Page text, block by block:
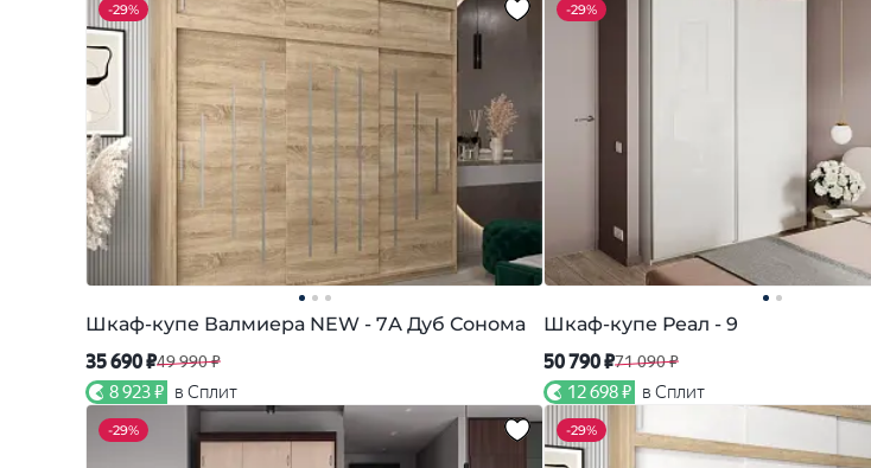
-29%
Шкаф-купе Валмиера NEW - 7А Дуб Сонома
35 690 ₽49 990 ₽
8 923 ₽ в Сплит
-29%
Шкаф-купе Реал - 9
50 790 ₽71 090 ₽
12 698 ₽ в Сплит
-29% -29%